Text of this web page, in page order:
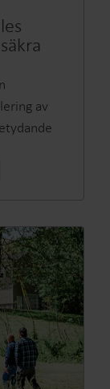
av